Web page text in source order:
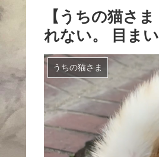
【うちの猫さ
れない。 目ま
うちの猫さま